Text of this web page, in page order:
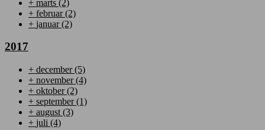
+ marts (2)
+ februar(2)
+ januar(2)
2017
+ december(5)
+ november(4)
+ oktober(2)
+ september(1)
+ august (3)
+ juli (4)